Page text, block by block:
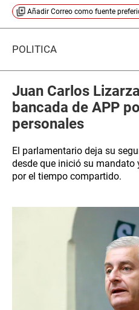
Añadir Correo como fuente
POLÍTICA
Juan Carlos
bancada de APP
personales
El parlamentario deja su
desde que inició su mandato
por el tiempo compartido.